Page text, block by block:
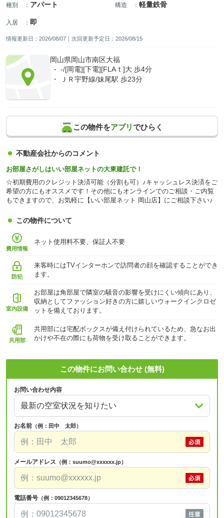
種別 ： アパート 構造 ： 軽量鉄骨
入居 ： 即
情報更新日：2026/08/07｜次回更新予定日：2026/08/15
岡山県岡山市南区大福
-/[岡電][下電][FLAｔ]大 歩4分
ＪＲ宇野線/妹尾駅 歩23分
この物件をアプリでひらく
不動産会社からのコメント
お部屋さがしはいい部屋ネットの大東建託で！
☆初期費用のクレジット決済可能（分割も可）♪キャッシュレス決済をご
希望の方にもオススメです！その他にもオンラインでのご相談・ご内覧
もできますので、お気軽に【いい部屋ネット 岡山店】にご相談下さい♪
この物件について
費用情報
ネット使用料不要、保証人不要
防犯
来客時にはTVインターホンで訪問者の顔を確認することができ
ます。
室内設備
お部屋は角部屋で隣室の騒音の影響を受けにくい傾向にあり、
収納としてファッション好きの方に嬉しいウォークインクロゼ
ットを備えております。
共用部
共用部には宅配ボックスが備え付けられているため、急なお出
かけや不在の際にも荷物を受け取ることができます。
この物件にお問い合わせ (無料)
お問い合わせ内容
お名前 （例：田中 太郎）
メールアドレス （例：suumo@xxxxxx.jp）
電話番号 （例：09012345678）